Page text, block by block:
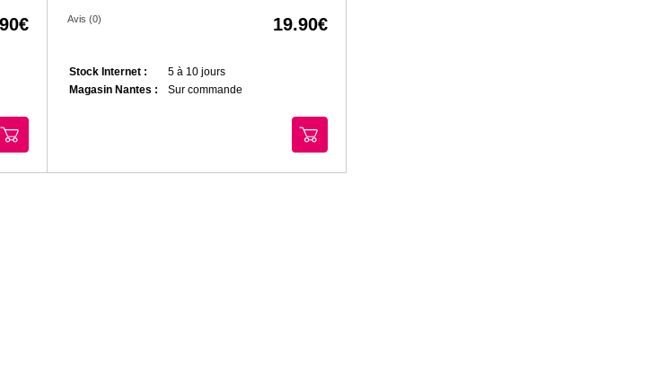
Avis (0) 19.90
Stock Internet :
5 à 10 jours
Magasin Nantes :
Sur commande